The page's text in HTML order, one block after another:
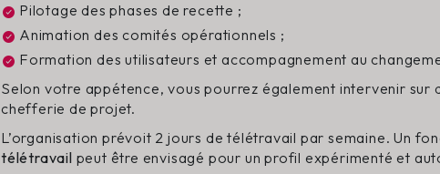
Pilotage des phases de recette ;
Animation des comités opérationnels ;
Formation des utilisateurs et accompagnement au
Selon votre appétence, vous pourrez également intervenir sur
chefferie de projet.
L’organisation prévoit 2 jours de télétravail par semaine. Un
télétravail peut être envisagé pour un profil expérimenté et